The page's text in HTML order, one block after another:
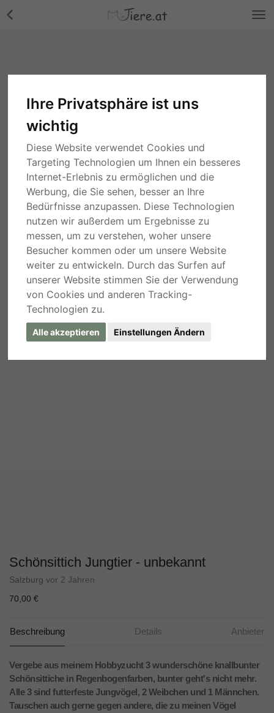
Ihre Privatsphäre ist uns
wichtig
Diese Website verwendet Cookies und
Targeting Technologien um Ihnen ein besseres
Internet-Erlebnis zu ermöglichen und die
Werbung, die Sie sehen, besser an Ihre
Bedürfnisse anzupassen. Diese Technologien
nutzen wir außerdem um Ergebnisse zu
messen, um zu verstehen, woher unsere
Besucher kommen oder um unsere Website
weiter zu entwickeln. Durch das Surfen auf
unserer Website stimmen Sie der Verwendung
von Cookies und anderen Tracking-
Technologien zu.
Alle akzeptieren Einstellungen Ändern
Schönsittich Jungtier - unbekannt
Salzburg vor 2 Jahren
70,00 €
Beschreibung Details Anbieter
Vergebe aus meinem Hobbyzucht 3 wunderschöne knallbunter
Schönsittiche in Regenbogenfarben, bunter geht's nicht mehr.
Alle 3 sind futterfeste Jungvögel, 2 Weibchen und 1 Männchen.
Tauschen auch gerne gegen andere, die zu meinen Vögel